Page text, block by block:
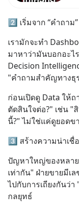
“
ห
2️⃣ เริ่มจาก “คำถาม
เรามักจะทำ
มาหาว่ามันบอกอะไ
Decision
"คำถามสำคัญทางธุ
ก่อนเปิดดู Data ให้ถ
ตัดสินใจต่อ?" เช่น "
นี้?" ไม่ใช่แค่ดูยอดข
3️⃣ สร้างความน่าเ
ปัญหาใหญ่ของหลา
เท่ากัน" ฝ่ายขายมีเ
ไปกับการเถียงกันว่า
กลยุทธ์